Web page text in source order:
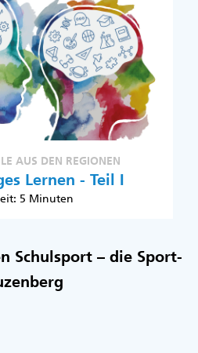
AUS DEN REGIONEN
Lernen - Teil I
5 Minuten
Schulsport – die Sport-